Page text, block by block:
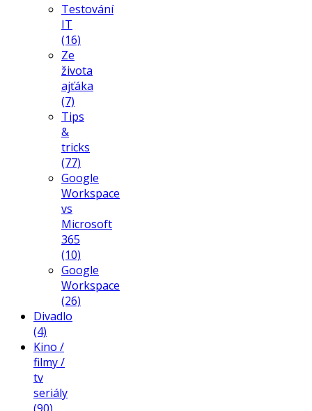
Testování
IT
(16)
Ze
života
ajťáka
(7)
Tips
&
tricks
(77)
Google
Workspace
vs
Microsoft
365
(10)
Google
Workspace
(26)
Divadlo
(4)
Kino /
filmy /
tv
seriály
(90)